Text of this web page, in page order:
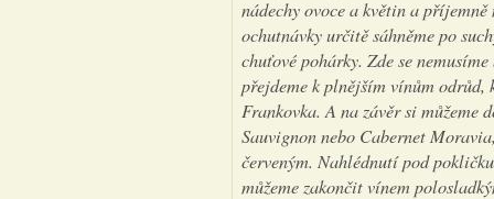
nádechy ovoce a květin a
ochutnávky určitě sáhněme po
chuťové pohárky. Zde se
přejdeme k plnějším vínům
Frankovka. A na závěr si
Sauvignon nebo Cabernet
červeným. Nahlédnutí pod
můžeme zakončit vínem